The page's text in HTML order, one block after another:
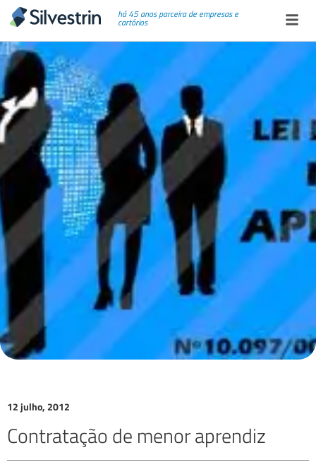
há 45 anos parceira de empresas e
cartórios
12 julho, 2012
Contratação de menor aprendiz